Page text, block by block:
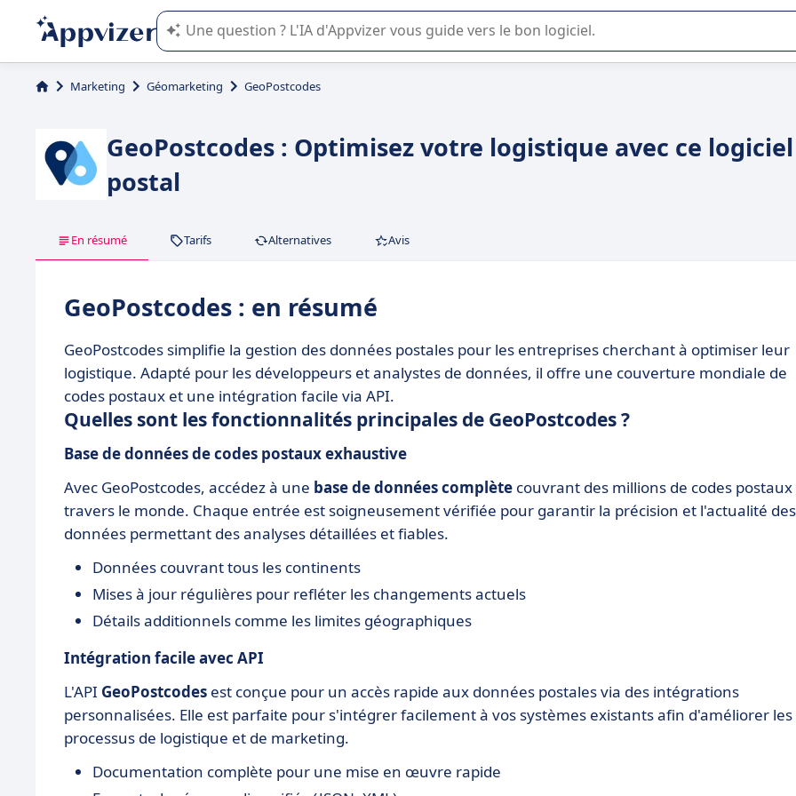
L'IA de Appvizer vous guide dans l'utilisation ou la sélection de logiciel SaaS en entreprise.
Marketing Géomarketing GeoPostcodes
GeoPostcodes : Optimisez votre logistique avec ce logiciel
postal
En résumé Tarifs Alternatives Avis
GeoPostcodes : en résumé
GeoPostcodes simplifie la gestion des données postales pour les entreprises cherchant à optimiser leur
logistique. Adapté pour les développeurs et analystes de données, il offre une couverture mondiale de
codes postaux et une intégration facile via API.
Quelles sont les fonctionnalités principales de GeoPostcodes ?
Base de données de codes postaux exhaustive
Avec GeoPostcodes, accédez à une base de données complète couvrant des millions de codes postaux
travers le monde. Chaque entrée est soigneusement vérifiée pour garantir la précision et l'actualité des
données permettant des analyses détaillées et fiables.
Données couvrant tous les continents
Mises à jour régulières pour refléter les changements actuels
Détails additionnels comme les limites géographiques
Intégration facile avec API
L'API GeoPostcodes est conçue pour un accès rapide aux données postales via des intégrations
personnalisées. Elle est parfaite pour s'intégrer facilement à vos systèmes existants afin d'améliorer les
processus de logistique et de marketing.
Documentation complète pour une mise en œuvre rapide